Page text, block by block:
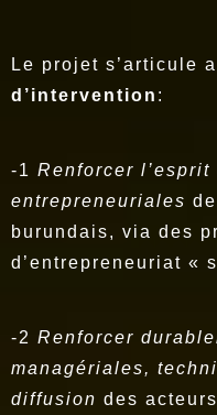
Le projet s’articule
d’intervention :
-1 Renforcer
entrepreneuriales
burundais, via des
d’entrepreneuriat «
-2 Renforcer
managériales,
diffusion des